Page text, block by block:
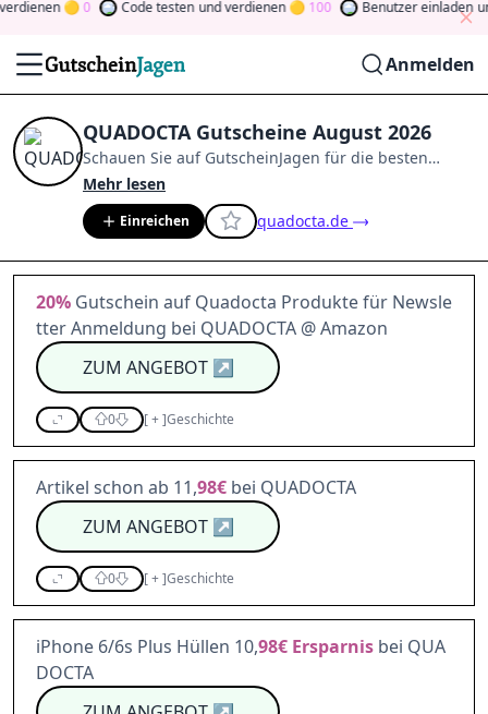
0 Code testen und verdienen 100 Benutzer einladen und
Anmelden
QUADOCTA Gutscheine August 2026
Schauen Sie auf GutscheinJagen für die besten
QUADOCTA
Mitglied der Community
indem Sie durch Abstimmen, Testen, Teilen und
mehr beitragen.
Drehen Sie den Glücksklee
gewinnen Sie Geld
Mehr lesen
Einreichen quadocta.de
20% Gutschein auf Quadocta Produkte für Newsle
tter Anmeldung bei QUADOCTA @ Amazon
ZUM ANGEBOT↗
0 [+]Geschichte
Artikel schon ab 11,98€ bei QUADOCTA
ZUM ANGEBOT↗
0 [+]Geschichte
iPhone 6/6s Plus Hüllen 10,98€ Ersparnis bei QUA
DOCTA